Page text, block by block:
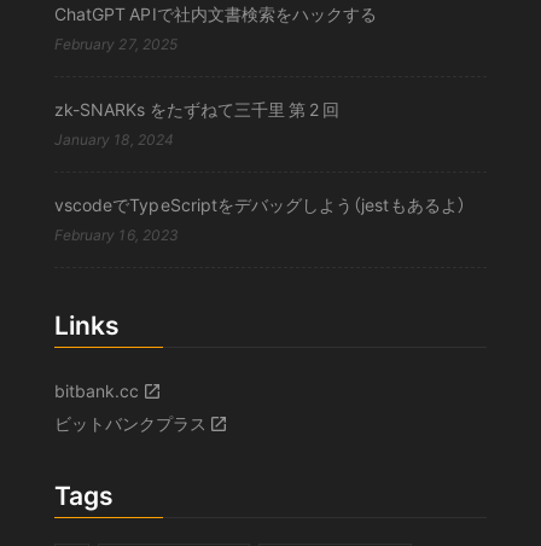
ChatGPT APIで社内文書検索をハックする
February 27, 2025
zk-SNARKs をたずねて三千里 第 2 回
January 18, 2024
vscodeでTypeScriptをデバッグしよう（jestもあるよ）
February 16, 2023
Links
bitbank.cc
ビットバンクプラス
Tags